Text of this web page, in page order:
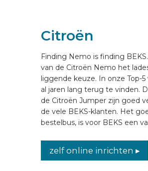
NL
Citroën
Finding Nemo is finding
van de Citroën Nemo het
liggende keuze. In onze Top-
al jaren lang terug te vinden.
de Citroën Jumper zijn goed
de vele BEKS-klanten. Het
bestelbus, is voor BEKS een
zelf online inrichten ▸